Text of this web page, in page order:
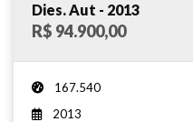
Dies. Aut - 2013
R$ 94.900,00
167.540
2013